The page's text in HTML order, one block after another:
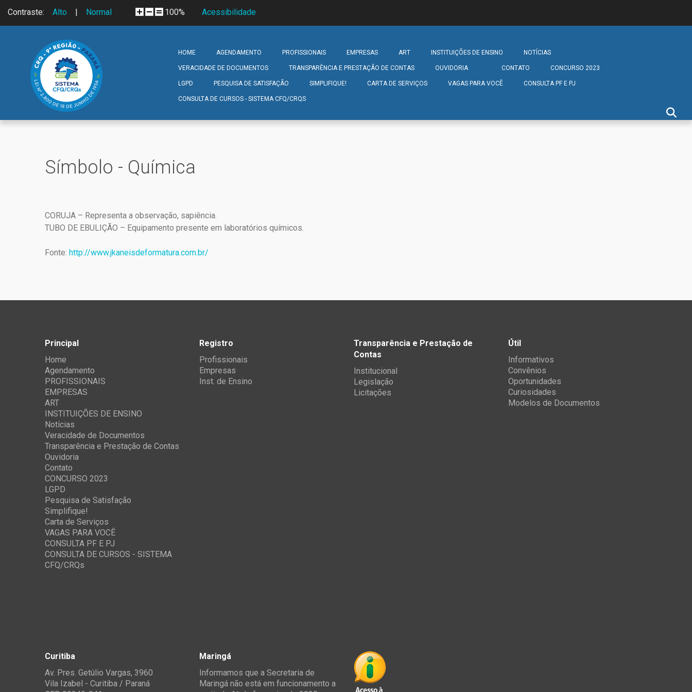
Contraste: Alto | Normal Acessibilidade
100%
HOME AGENDAMENTO PROFISSIONAIS EMPRESAS ART INSTITUIÇÕES DE ENSINO NOTÍCIAS
VERACIDADE DE DOCUMENTOS TRANSPARÊNCIA E PRESTAÇÃO DE CONTAS OUVIDORIA CONTATO CONCURSO 2023
LGPD PESQUISA DE SATISFAÇÃO SIMPLIFIQUE! CARTA DE SERVIÇOS VAGAS PARA VOCÊ CONSULTA PF E PJ
CONSULTA DE CURSOS - SISTEMA CFQ/CRQS
Símbolo - Química
CORUJA – Representa a observação, sapiência.
TUBO DE EBULIÇÃO – Equipamento presente em laboratórios químicos.
Fonte: http://www.jkaneisdeformatura.com.br/
Principal
Home
Agendamento
PROFISSIONAIS
EMPRESAS
ART
INSTITUIÇÕES DE ENSINO
Notícias
Veracidade de Documentos
Transparência e Prestação de Contas
Ouvidoria
Contato
CONCURSO 2023
LGPD
Pesquisa de Satisfação
Simplifique!
Carta de Serviços
VAGAS PARA VOCÊ
CONSULTA PF E PJ
CONSULTA DE CURSOS - SISTEMA
CFQ/CRQs
Registro
Profissionais
Empresas
Inst. de Ensino
Transparência e Prestação de
Contas
Institucional
Legislação
Licitações
Útil
Informativos
Convênios
Oportunidades
Curiosidades
Modelos de Documentos
Curitiba
Av. Pres. Getúlio Vargas, 3960
Vila Izabel - Curitiba / Paraná
Maringá
Informamos que a Secretaria de
Maringá não está em funcionamento a